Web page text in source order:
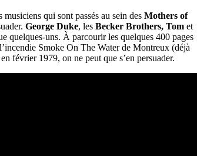
qui sont passés au sein des Mothers of
George Duke, les Becker Brothers, Tom et
quelques-uns. À parcourir les quelques 400 pages
Smoke On The Water de Montreux (déjà
février 1979, on ne peut que s’en persuader.